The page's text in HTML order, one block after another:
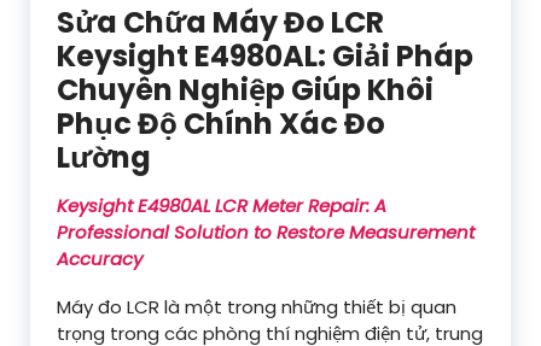
Sửa Chữa Máy Đo LCR
Keysight E4980AL: Giải Pháp
Chuyên Nghiệp Giúp Khôi
Phục Độ Chính Xác Đo
Lường
Keysight E4980AL LCR Meter Repair: A
Professional Solution to Restore Measurement
Accuracy
Máy đo LCR là một trong những thiết bị quan
trọng trong các phòng thí nghiệm điện tử, trung